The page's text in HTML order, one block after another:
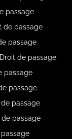
passage
de passage
passage
de passage
passage
passage
passage
passage